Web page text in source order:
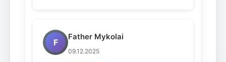
F
Father Mykolai
09.12.2025